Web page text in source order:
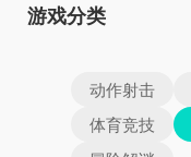
游戏分类
动作射击
体育竞技